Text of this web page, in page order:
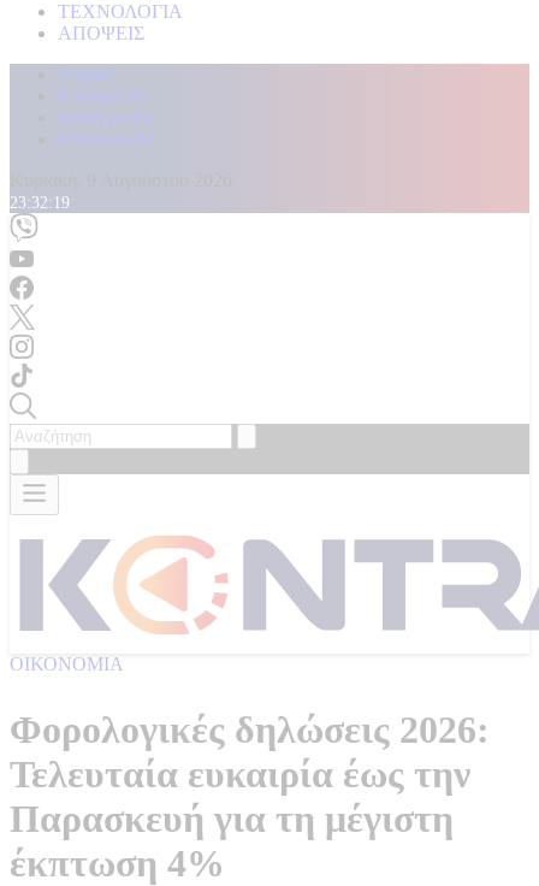
ΤΕΧΝΟΛΟΓΙΑ
ΑΠΟΨΕΙΣ
Αρχική
Kontra Live
Καταγγελίες
Επικοινωνία
23:32:20
ΟΙΚΟΝΟΜΙΑ
Φορολογικές δηλώσεις 2026:
Τελευταία ευκαιρία έως την
Παρασκευή για τη μέγιστη
έκπτωση 4%